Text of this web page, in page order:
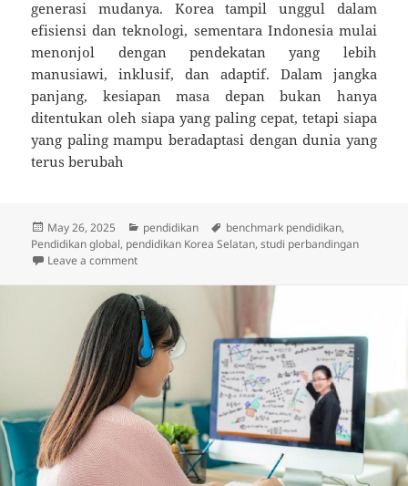
generasi mudanya. Korea tampil unggul dalam
efisiensi dan teknologi, sementara Indonesia mulai
menonjol dengan pendekatan yang lebih
manusiawi, inklusif, dan adaptif. Dalam jangka
panjang, kesiapan masa depan bukan hanya
ditentukan oleh siapa yang paling cepat, tetapi siapa
yang paling mampu beradaptasi dengan dunia yang
terus berubah
Posted
on
May 26, 2025 Categories
pendidikan Tags
benchmark pendidikan,
Pendidikan global, pendidikan Korea Selatan,studi perbandingan
Leave a commenton Perbandingan Pendidikan Korea dan Indonesia